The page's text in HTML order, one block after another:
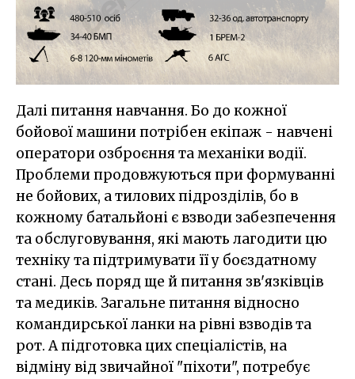
Далі питання навчання. Бо до кожної
бойової машини потрібен екіпаж - навчені
оператори озброєння та механіки водії.
Проблеми продовжуються при формуванні
не бойових, а тилових підрозділів, бо в
кожному батальйоні є взводи забезпечення
та обслуговування, які мають лагодити цю
техніку та підтримувати її у боєздатному
стані. Десь поряд ще й питання зв'язківців
та медиків. Загальне питання відносно
командирської ланки на рівні взводів та
рот. А підготовка цих спеціалістів, на
відміну від звичайної "піхоти", потребує